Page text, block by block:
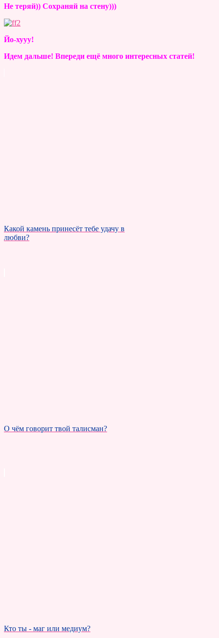
Не теряй)) Сохраняй на стену)))
Йо-хууу!
Идем дальше! Впереди ещё много интересных статей!
Какой камень принесёт тебе удачу в
любви?
О чём говорит твой талисман?
Кто ты - маг или медиум?